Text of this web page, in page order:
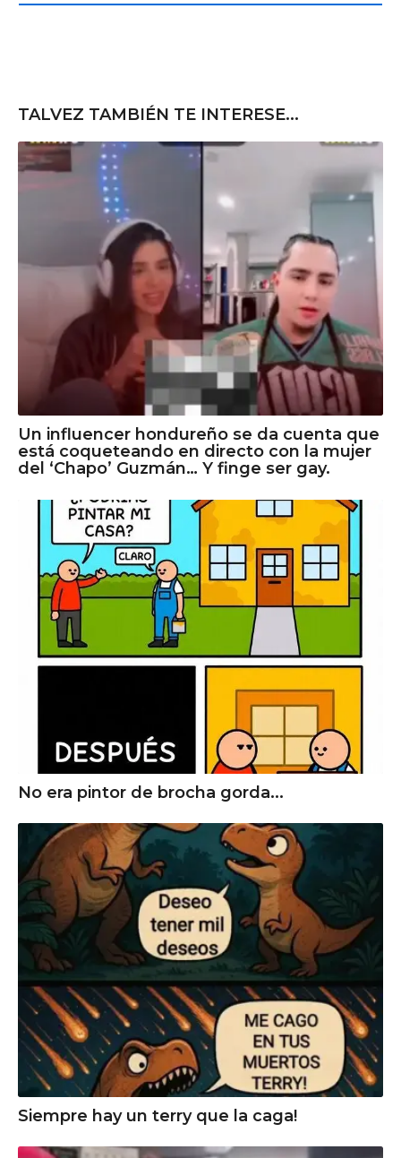
e
TALVEZ TAMBIÉN TE INTERESE...
Un influencer hondureño se da cuenta que
está coqueteando en directo con la mujer
del ‘Chapo’ Guzmán… Y finge ser gay.
No era pintor de brocha gorda...
Siempre hay un terry que la caga!